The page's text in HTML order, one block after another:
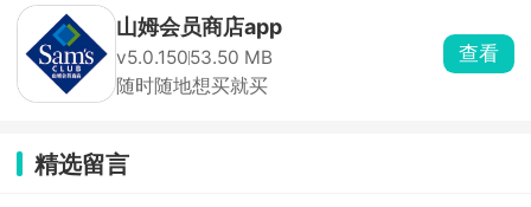
山姆会员商店app
v5.0.15053.50 MB
随时随地想买就买
查看
精选留言